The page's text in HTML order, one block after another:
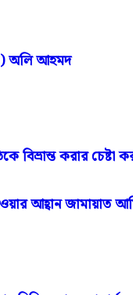
অলি আহমদ
বিভ্রান্ত করার
আহ্বান জামায়াত